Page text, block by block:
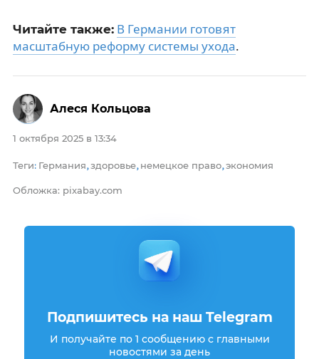
Читайте также: В Германии готовят
масштабную реформу системы ухода.
1 октября 2025 в 13:34
Теги: Германия,здоровье, немецкое право,экономия
Обложка: pixabay.com
Алеся Кольцова
Подпишитесь на наш Telegram
И получайте по 1 сообщению с главными
новостями за день